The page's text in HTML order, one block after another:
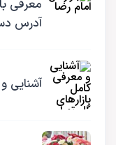
معرفی
آدرس
آشنایی